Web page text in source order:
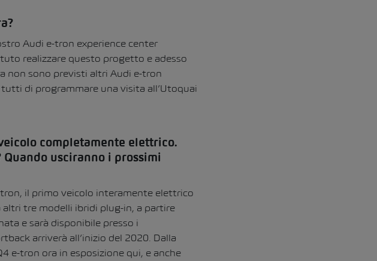
Audi e-tron experience center
realizzare questo progetto e adesso
non sono previsti altri Audi e-tron
di programmare una visita all’Utoquai
completamente elettrico.
usciranno i prossimi
il primo veicolo interamente elettrico
altri tre modelli ibridi plug-in, a partire
e sarà disponibile presso i
arriverà all’inizio del 2020. Dalla
e-tron ora in esposizione qui, e anche